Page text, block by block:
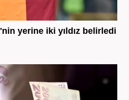
yerine iki yıldız belirledi